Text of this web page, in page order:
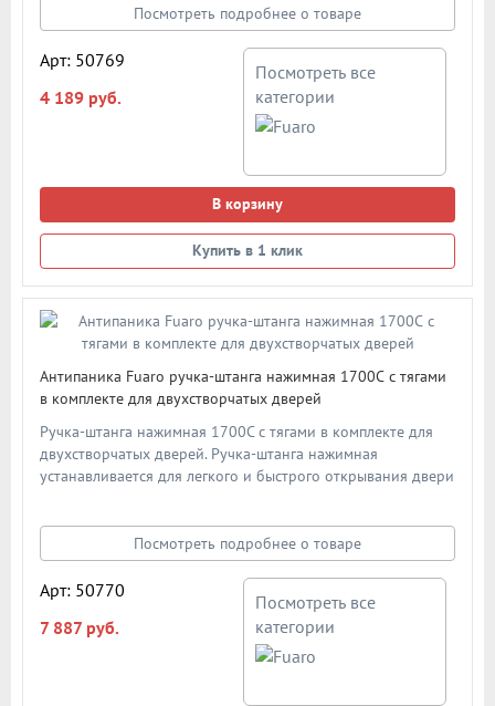
чрезвычайной ситуации, которое позволяет открыть дверь
изнутри нажатием на штангу. Материал изготовления:
сталь/пластик/алюминий. Схема в карточке товара
Посмотреть подробнее о товаре
Арт: 50769
4 189 руб.
Посмотреть все
категории
В корзину
Купить в 1 клик
Антипаника Fuaro ручка-штанга нажимная 1700С с тягами
в комплекте для двухстворчатых дверей
Ручка-штанга нажимная 1700C с тягами в комплекте для
двухстворчатых дверей. Ручка-штанга нажимная
устанавливается для легкого и быстрого открывания двери
Материал изготовления: сталь/пластик/алюминий. Схема в
карточке товара
Посмотреть подробнее о товаре
Арт: 50770
7 887 руб.
Посмотреть все
категории